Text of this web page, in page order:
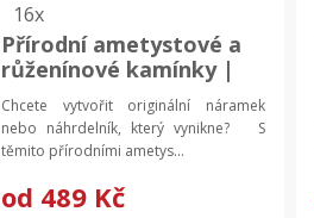
16x
Přírodní ametystové a
růženínové kamínky |
šperky
Chcete vytvořit originální náramek
nebo náhrdelník, který vynikne? S
těmito přírodními ametys...
od 489 Kč